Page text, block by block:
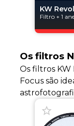
KW
Filtro + 1
Os filtros
Os filtros
Focus são